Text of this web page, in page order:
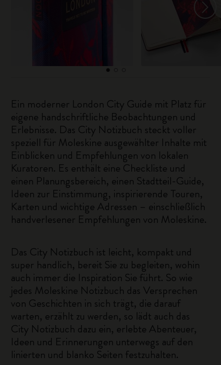
Ein moderner London City Guide mit Platz für
eigene handschriftliche Beobachtungen und
Erlebnisse. Das City Notizbuch steckt voller
speziell für Moleskine ausgewählter Inhalte mit
Einblicken und Empfehlungen von lokalen
Kuratoren. Es enthält eine Checkliste und
einen Planungsbereich, einen Stadtteil-Guide,
Ideen zur Einstimmung, inspirierende Touren,
Karten und wichtige Adressen – einschließlich
handverlesener Empfehlungen von Moleskine.
Das City Notizbuch ist leicht, kompakt und
super handlich, bereit Sie zu begleiten, wohin
auch immer die Inspiration Sie führt. So wie
jedes Moleskine Notizbuch das Versprechen
von Geschichten in sich trägt, die darauf
warten, erzählt zu werden, so lädt auch das
City Notizbuch dazu ein, erlebte Abenteuer,
Ideen und Erinnerungen unterwegs auf den
linierten und blanko Seiten festzuhalten.